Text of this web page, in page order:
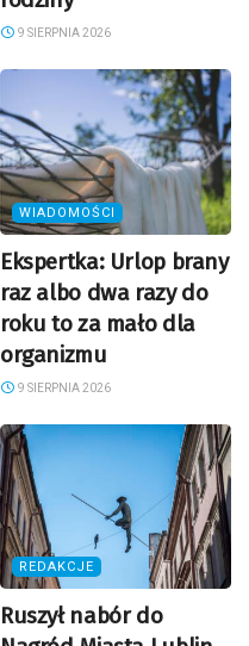
9 SIERPNIA 2026
WIADOMOŚCI
Ekspertka: Urlop brany
raz albo dwa razy do
roku to za mało dla
organizmu
9 SIERPNIA 2026
REDAKCJE
Ruszył nabór do